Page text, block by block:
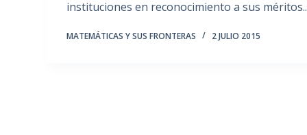
instituciones en reconocimiento a sus
MATEMÁTICAS Y SUS FRONTERAS 2 JULIO 2015